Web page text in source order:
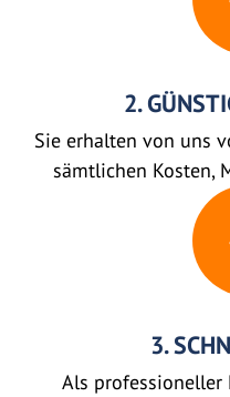
2.
Sie erhalten von uns
sämtlichen Kosten,
3.
Als professioneller